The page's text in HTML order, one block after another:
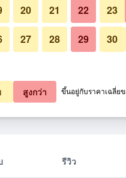
เช็คดีล
เช็คดีล
า อิวานุยามะ 23 รายการ
รีวิว
20 21 22 23
27 28 29 30
สูงกว่า ขึ้นอยู่กับราคาเฉลี่ย